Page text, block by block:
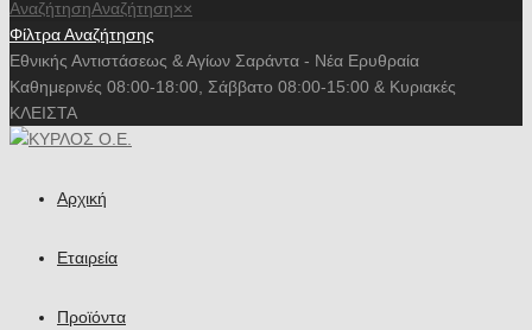
ΑναζήτησηΑναζήτηση××
Φίλτρα Αναζήτησης
Εθνικής Αντιστάσεως & Αγίων Σαράντα - Νέα Ερυθραία
Καθημερινές 08:00-18:00, Σάββατο 08:00-15:00 & Κυριακές
ΚΛΕΙΣΤΑ
Αρχική
Εταιρεία
Προϊόντα